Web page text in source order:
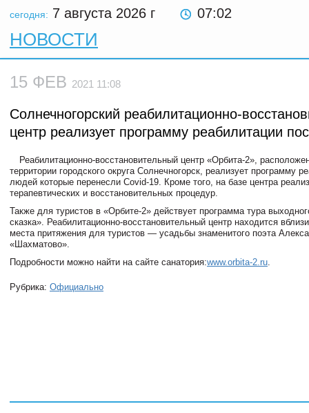
сегодня: 7 августа 2026 г 07:02
НОВОСТИ
15 ФЕВ 2021 11:08
Солнечногорский реабилитационно-
центр реализует программу реабилитации
Реабилитационно-восстановительный центр «Орбита-2»,
территории городского округа Солнечногорск, реализует программу
людей которые перенесли Covid-19. Кроме того, на базе центра
терапевтических и восстановительных процедур.
Также для туристов в «Орбите-2» действует программа тура
сказка». Реабилитационно-восстановительный центр находится
места притяжения для туристов — усадьбы знаменитого поэта
«Шахматово».
Подробности можно найти на сайте санатория:www.orbita-2.ru.
Рубрика: Официально